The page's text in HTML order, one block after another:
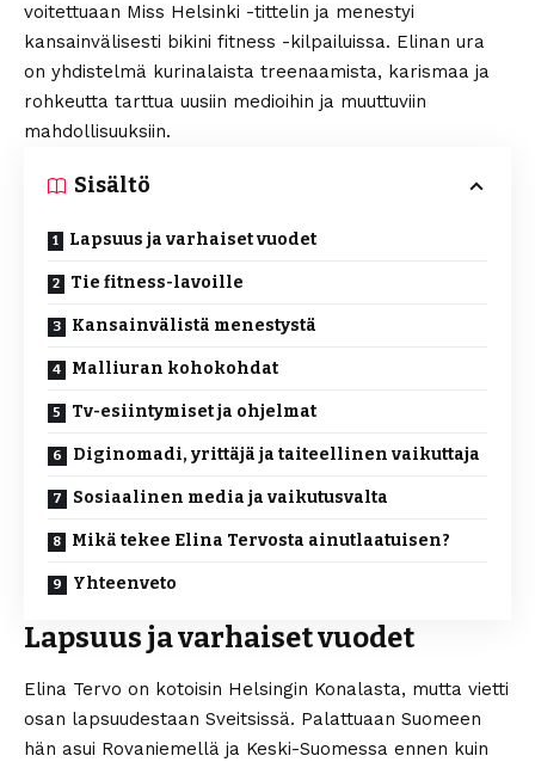
voitettuaan Miss Helsinki -tittelin ja menestyi
kansainvälisesti bikini fitness -kilpailuissa. Elinan ura
on yhdistelmä kurinalaista treenaamista, karismaa ja
rohkeutta tarttua uusiin medioihin ja muuttuviin
mahdollisuuksiin.
Sisältö
Lapsuus ja varhaiset vuodet
Tie fitness-lavoille
Kansainvälistä menestystä
Malliuran kohokohdat
Tv-esiintymiset ja ohjelmat
Diginomadi, yrittäjä ja taiteellinen vaikuttaja
Sosiaalinen media ja vaikutusvalta
Mikä tekee Elina Tervosta ainutlaatuisen?
Yhteenveto
Lapsuus ja varhaiset vuodet
Elina Tervo on kotoisin Helsingin Konalasta, mutta vietti
osan lapsuudestaan Sveitsissä. Palattuaan Suomeen
hän asui Rovaniemellä ja Keski-Suomessa ennen kuin